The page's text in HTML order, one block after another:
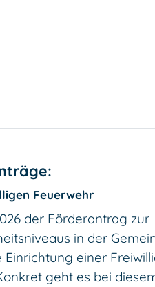
Feuerwehr
der Förderantrag zur
in der
einer
geht es bei